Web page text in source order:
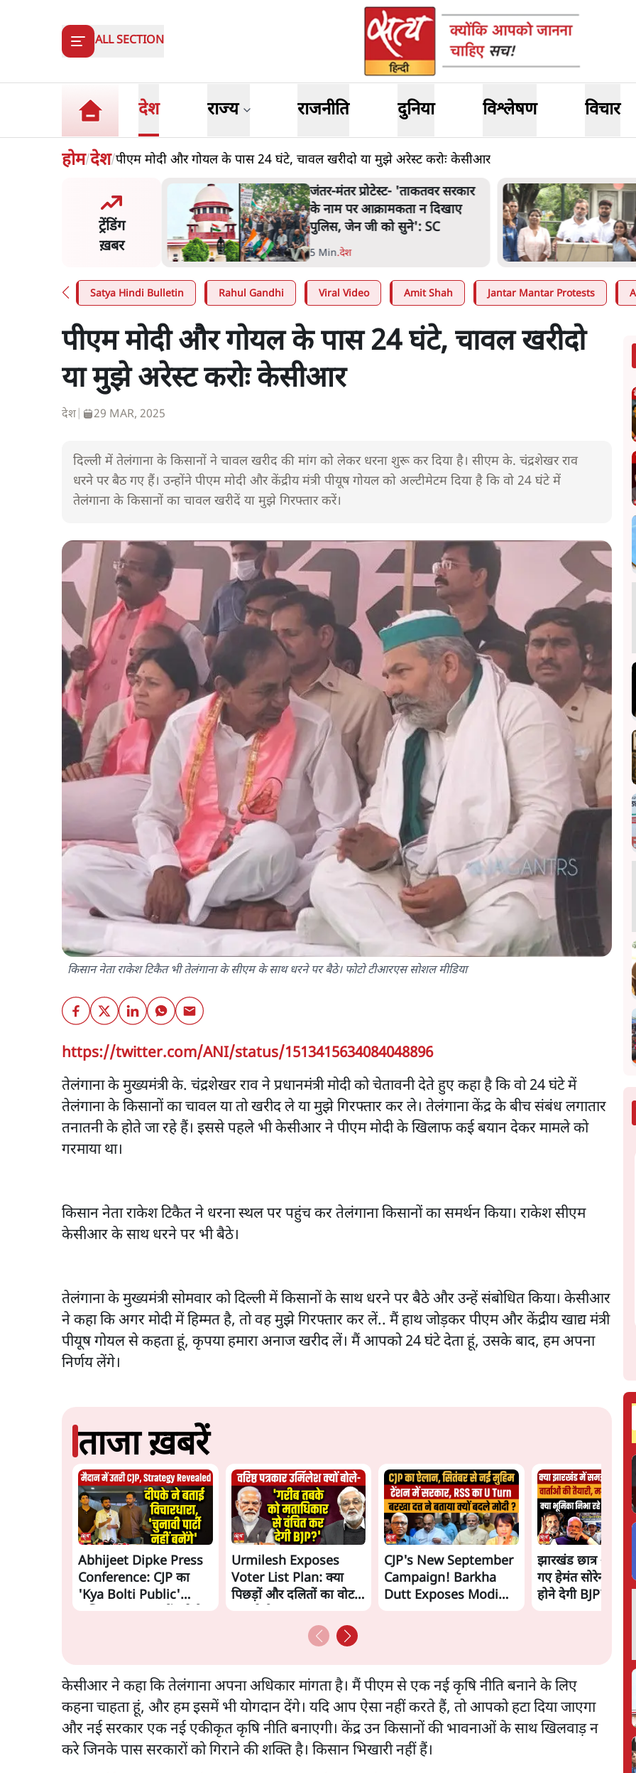
ALL SECTION
देश राज्य राजनीति दुनिया विश्लेषण विचार
होम/देश/पीएम मोदी और गोयल के पास 24 घंटे, चावल खरीदो या मुझे अरेस्ट करोः केसीआर
ट्रेंडिंग
ख़बर
प्रोटेस्ट- 'ताकतवर सरकार
पर आक्रामकता न दिखाए
जेन जी को सुने': SC
जंतर मंतर प्रोटेस्ट: 'युवाओं को
प्रताड़ित किया जा रहा है, पर मोदी-
शाह में बोलने की हिम्मत नहीं'- राहुल
7 Min.देश
Satya Hindi Bulletin Rahul Gandhi Viral Video Amit Shah Jantar Mantar Protests
पीएम मोदी और गोयल के पास 24 घंटे, चावल खरीदो
या मुझे अरेस्ट करोः केसीआर
देश 29 MAR, 2025
दिल्ली में तेलंगाना के किसानों ने चावल खरीद की मांग को लेकर धरना शुरू कर दिया है। सीएम के. चंद्रशेखर राव
धरने पर बैठ गए हैं। उन्होंने पीएम मोदी और केंद्रीय मंत्री पीयूष गोयल को अल्टीमेटम दिया है कि वो 24 घंटे में
तेलंगाना के किसानों का चावल खरीदें या मुझे गिरफ्तार करें।
किसान नेता राकेश टिकैत भी तेलंगाना के सीएम के साथ धरने पर बैठे। फोटो टीआरएस सोशल मीडिया
https://twitter.com/ANI/status/1513415634084048896
तेलंगाना के मुख्यमंत्री के. चंद्रशेखर राव ने प्रधानमंत्री मोदी को चेतावनी देते हुए कहा है कि वो 24 घंटे में
तेलंगाना के किसानों का चावल या तो खरीद ले या मुझे गिरफ्तार कर ले। तेलंगाना केंद्र के बीच संबंध लगातार
तनातनी के होते जा रहे हैं। इससे पहले भी केसीआर ने पीएम मोदी के खिलाफ कई बयान देकर मामले को
गरमाया था।
किसान नेता राकेश टिकैत ने धरना स्थल पर पहुंच कर तेलंगाना किसानों का समर्थन किया। राकेश सीएम
केसीआर के साथ धरने पर भी बैठे।
तेलंगाना के मुख्यमंत्री सोमवार को दिल्ली में किसानों के साथ धरने पर बैठे और उन्हें संबोधित किया। केसीआर
ने कहा कि अगर मोदी में हिम्मत है, तो वह मुझे गिरफ्तार कर लें.. मैं हाथ जोड़कर पीएम और केंद्रीय खाद्य मंत्री
पीयूष गोयल से कहता हूं, कृपया हमारा अनाज खरीद लें। मैं आपको 24 घंटे देता हूं, उसके बाद, हम अपना
निर्णय लेंगे।
ताजा ख़बरें
Abhijeet Dipke Press
Conference: CJP का
'Kya Bolti Public'
Urmilesh Exposes
Voter List Plan: क्या
पिछड़ों और दलितों का वोट
CJP's New September
Campaign! Barkha
Dutt Exposes Modi
झारखंड छात्र
गए हेमंत सोरेन,
होने देगी BJP?
केसीआर ने कहा कि तेलंगाना अपना अधिकार मांगता है। मैं पीएम से एक नई कृषि नीति बनाने के लिए
कहना चाहता हूं, और हम इसमें भी योगदान देंगे। यदि आप ऐसा नहीं करते हैं, तो आपको हटा दिया जाएगा
और नई सरकार एक नई एकीकृत कृषि नीति बनाएगी। केंद्र उन किसानों की भावनाओं के साथ खिलवाड़ न
करे जिनके पास सरकारों को गिराने की शक्ति है। किसान भिखारी नहीं हैं।